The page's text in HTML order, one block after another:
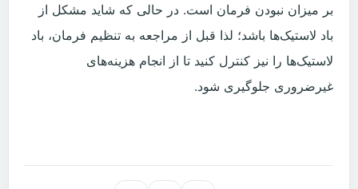
بر میزان نبودن فرمان است. در حالی که شاید مشکل از
باد لاستیک‌ها باشد؛ لذا قبل از مراجعه به تنظیم فرمان، باد
لاستیک‌ها را نیز کنترل کنید تا از انجام هزینه‌های
غیرضروری جلوگیری شود.